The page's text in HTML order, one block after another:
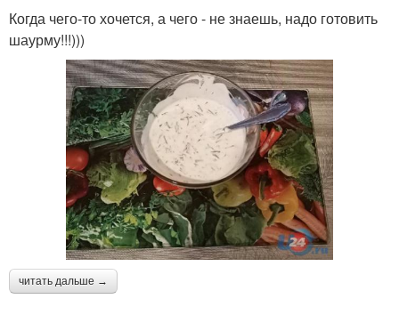
Когда чего-то хочется, а чего - не знаешь, надо готовить
шаурму!!!)))
читать дальше →